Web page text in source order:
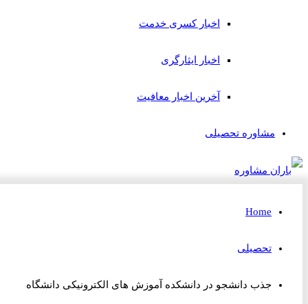
اخبار کسری خدمت
اخبار ایثارگری
آخرین اخبار معافیت
مشاوره تحصیلی
Home
تحصیلی
جذب دانشجو در دانشکده آموزش های الکترونیکی دانشگاه